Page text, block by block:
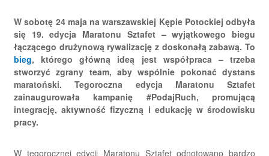
W sobotę 24 maja na warszawskiej Kępie Potockiej odbyła
się 19. edycja Maratonu Sztafet – wyjątkowego biegu
łączącego drużynową rywalizację z doskonałą zabawą. To
bieg, którego główną ideą jest współpraca – trzeba
stworzyć zgrany team, aby wspólnie pokonać dystans
maratoński. Tegoroczna edycja Maratonu Sztafet
zainaugurowała kampanię #PodajRuch, promującą
integrację, aktywność fizyczną i edukację w środowisku
pracy.
W tegorocznej edycji Maratonu Sztafet odnotowano bardzo